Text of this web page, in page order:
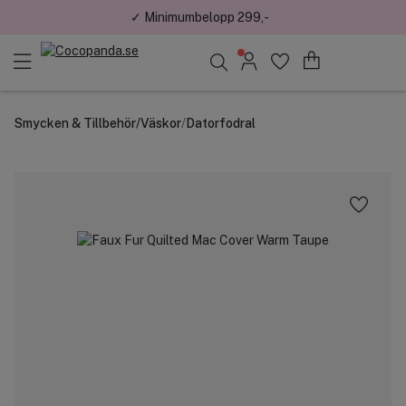
✓ Minimumbelopp 299,-
Smycken & Tillbehör/Väskor/Datorfodral